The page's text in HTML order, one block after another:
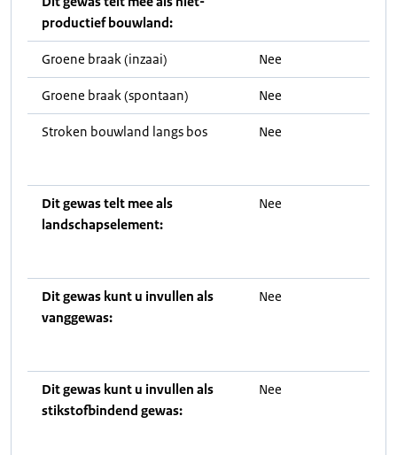
productief bouwland:
Groene braak (inzaai) Nee
Groene braak (spontaan) Nee
Stroken bouwland langs bos Nee
Dit gewas telt mee als
landschapselement:
Nee
Dit gewas kunt u invullen als
vanggewas:
Nee
Dit gewas kunt u invullen als
stikstofbindend gewas:
Nee